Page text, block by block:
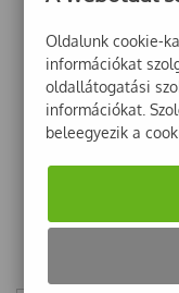
Oldalunk cookie-
információkat
oldallátogatási
információkat.
beleegyezik a